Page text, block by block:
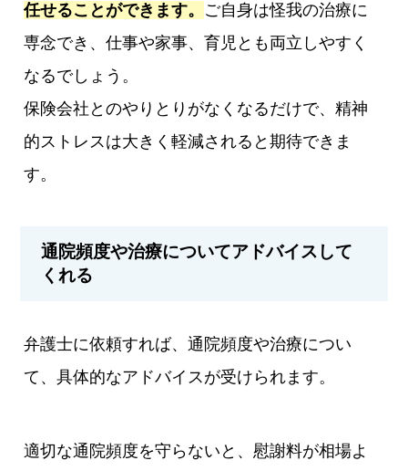
任せることができます。 ご自身は怪我の治療に
専念でき、仕事や家事、育児とも両立しやすく
なるでしょう。
保険会社とのやりとりがなくなるだけで、精神
的ストレスは大きく軽減されると期待できま
す。
通院頻度や治療についてアドバイスして
くれる
弁護士に依頼すれば、通院頻度や治療につい
て、具体的なアドバイスが受けられます。
適切な通院頻度を守らないと、慰謝料が相場よ